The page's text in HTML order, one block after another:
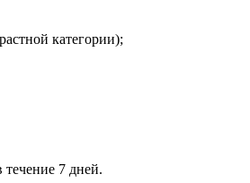
категории);
7 дней.